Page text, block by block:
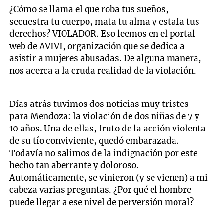
¿Cómo se llama el que roba tus sueños,
secuestra tu cuerpo, mata tu alma y estafa tus
derechos? VIOLADOR. Eso leemos en el portal
web de AVIVI, organización que se dedica a
asistir a mujeres abusadas. De alguna manera,
nos acerca a la cruda realidad de la violación.
Días atrás tuvimos dos noticias muy tristes
para Mendoza: la violación de dos niñas de 7 y
10 años. Una de ellas, fruto de la acción violenta
de su tío conviviente, quedó embarazada.
Todavía no salimos de la indignación por este
hecho tan aberrante y doloroso.
Automáticamente, se vinieron (y se vienen) a mi
cabeza varias preguntas. ¿Por qué el hombre
puede llegar a ese nivel de perversión moral?